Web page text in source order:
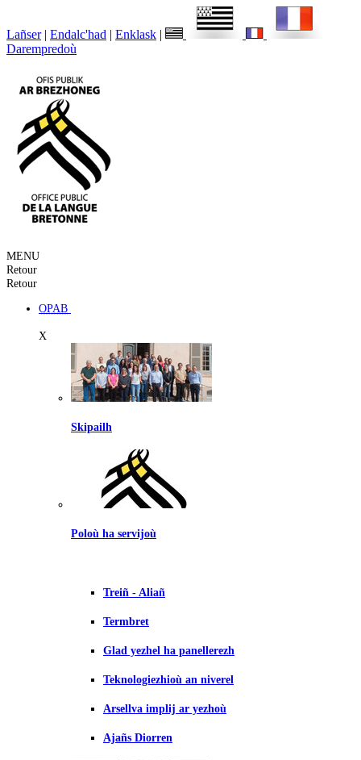
Lañser | Endalc'had | Enklask |
Darempredoù
MENU
Retour
Retour
OPAB
X
Skipailh
Poloù ha servijoù
Treiñ - Aliañ
Termbret
Glad yezhel ha panellerezh
Teknologiezhioù an niverel
Arsellva implij ar yezhoù
Ajañs Diorren